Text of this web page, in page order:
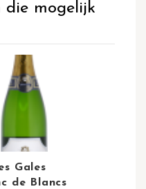
die mogelijk
Gales
de Blancs